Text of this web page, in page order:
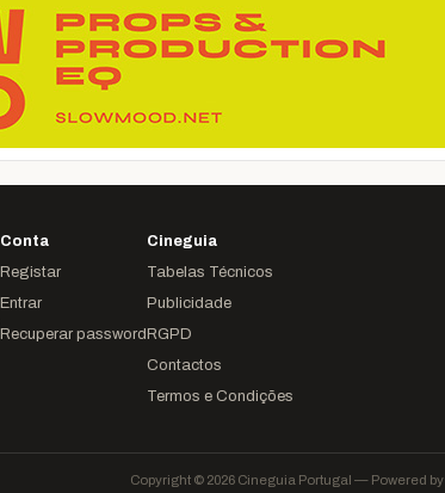
Conta
Registar
Entrar
Recuperar password
Cineguia
Tabelas Técnicos
Publicidade
RGPD
Contactos
Termos e Condições
Copyright © 2026 Cineguia Portugal — Powered by